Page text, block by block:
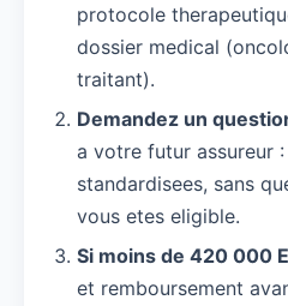
protocole
dossier medical
traitant).
Demandez un
a votre futur assureur
standardisees, sans
vous etes eligible.
Si moins de 420 000
et remboursement